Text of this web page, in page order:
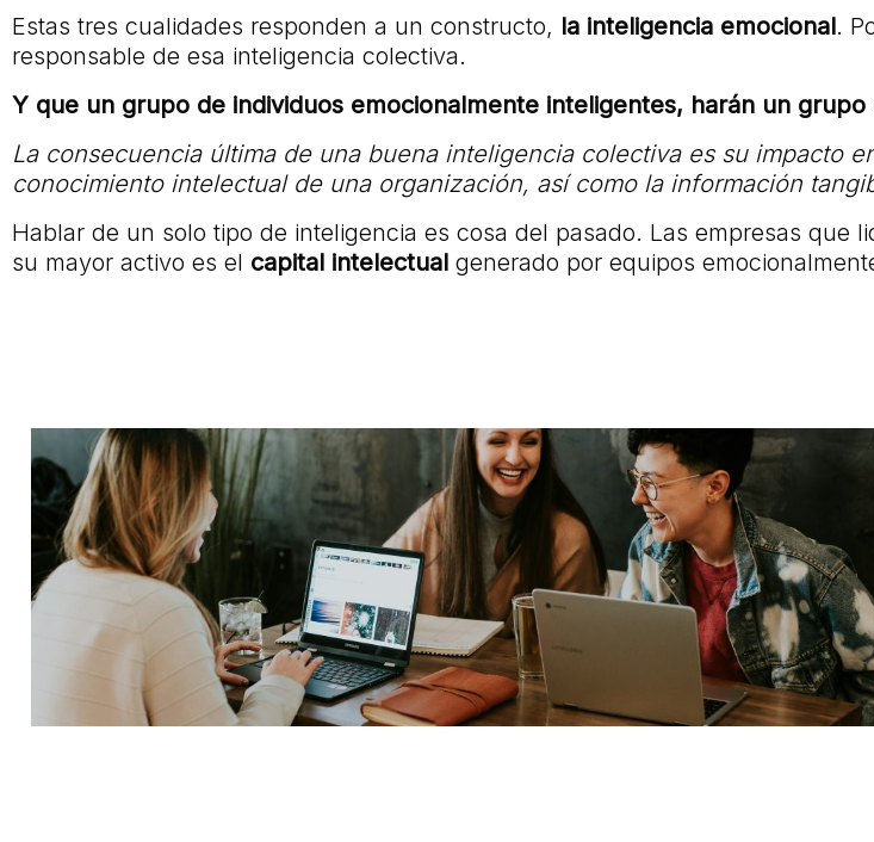
Estas tres cualidades responden a un constructo, la inteligencia emocional.
responsable de esa inteligencia colectiva.
Y que un grupo de individuos emocionalmente inteligentes, harán un
La consecuencia última de una buena inteligencia colectiva es su impacto
conocimiento intelectual de una organización, así como la información
Hablar de un solo tipo de inteligencia es cosa del pasado. Las empresas
su mayor activo es el capital intelectual generado por equipos